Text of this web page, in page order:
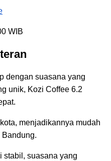
WIB
dengan suasana yang
unik, Kozi Coffee 6.2
menjadikannya mudah
stabil, suasana yang